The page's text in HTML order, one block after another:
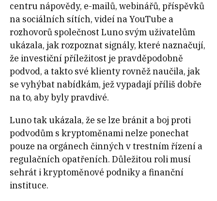
centru nápovědy, e-mailů, webinářů, příspěvků
na sociálních sítích, videí na YouTube a
rozhovorů společnost Luno svým uživatelům
ukázala, jak rozpoznat signály, které naznačují,
že investiční příležitost je pravděpodobně
podvod, a takto své klienty rovněž naučila, jak
se vyhýbat nabídkám, jež vypadají příliš dobře
na to, aby byly pravdivé.
Luno tak ukázala, že se lze bránit a boj proti
podvodům s kryptoměnami nelze ponechat
pouze na orgánech činných v trestním řízení a
regulačních opatřeních. Důležitou roli musí
sehrát i kryptoměnové podniky a finanční
instituce.